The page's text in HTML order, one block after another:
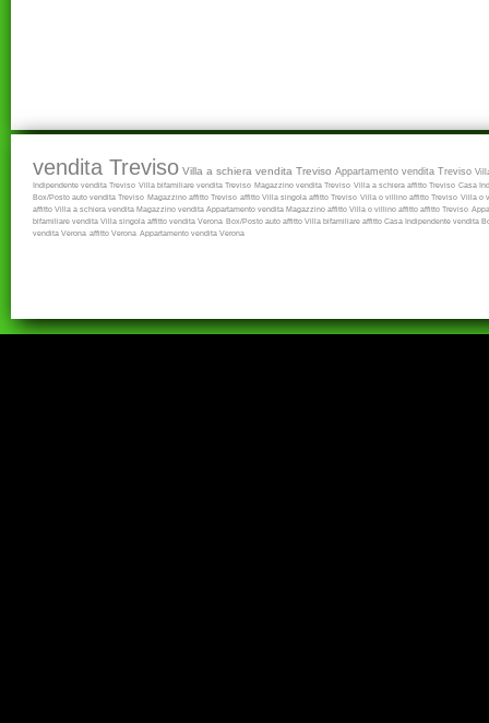
vendita Treviso Villa a schiera vendita Treviso Appartamento vendita Treviso
Indipendente vendita Treviso Villa bifamiliare vendita Treviso Magazzino vendita Treviso Villa a schiera affitto Treviso Casa
Box/Posto auto vendita Treviso Magazzino affitto Treviso affitto Villa singola affitto Treviso Villa o villino affitto Treviso Villa o
affitto Villa a schiera vendita Magazzino vendita Appartamento vendita Magazzino affitto Villa o villino affitto affitto Treviso
bifamiliare vendita Villa singola affitto vendita Verona Box/Posto auto affitto Villa bifamiliare affitto Casa Indipendente vendita
vendita Verona affitto Verona Appartamento vendita Verona